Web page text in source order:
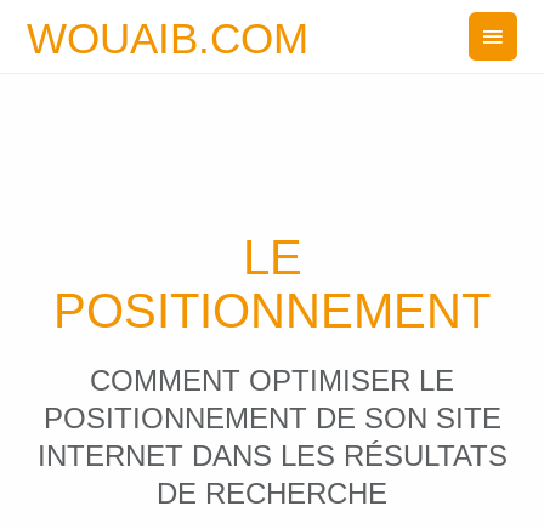
WOUAIB.COM
LE
POSITIONNEMENT
COMMENT OPTIMISER LE
POSITIONNEMENT DE SON SITE
INTERNET DANS LES RÉSULTATS
DE RECHERCHE